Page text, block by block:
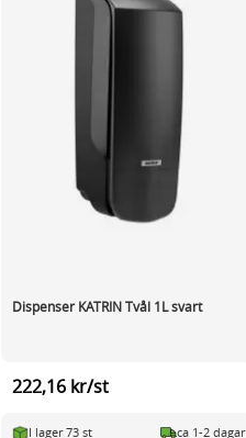
Dispenser KATRIN Tvål 1L svart
222,16 kr/st
I lager 73 st ca 1-2 dagar